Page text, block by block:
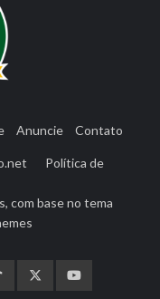
Anuncie Contato
Política de
, com base no tema